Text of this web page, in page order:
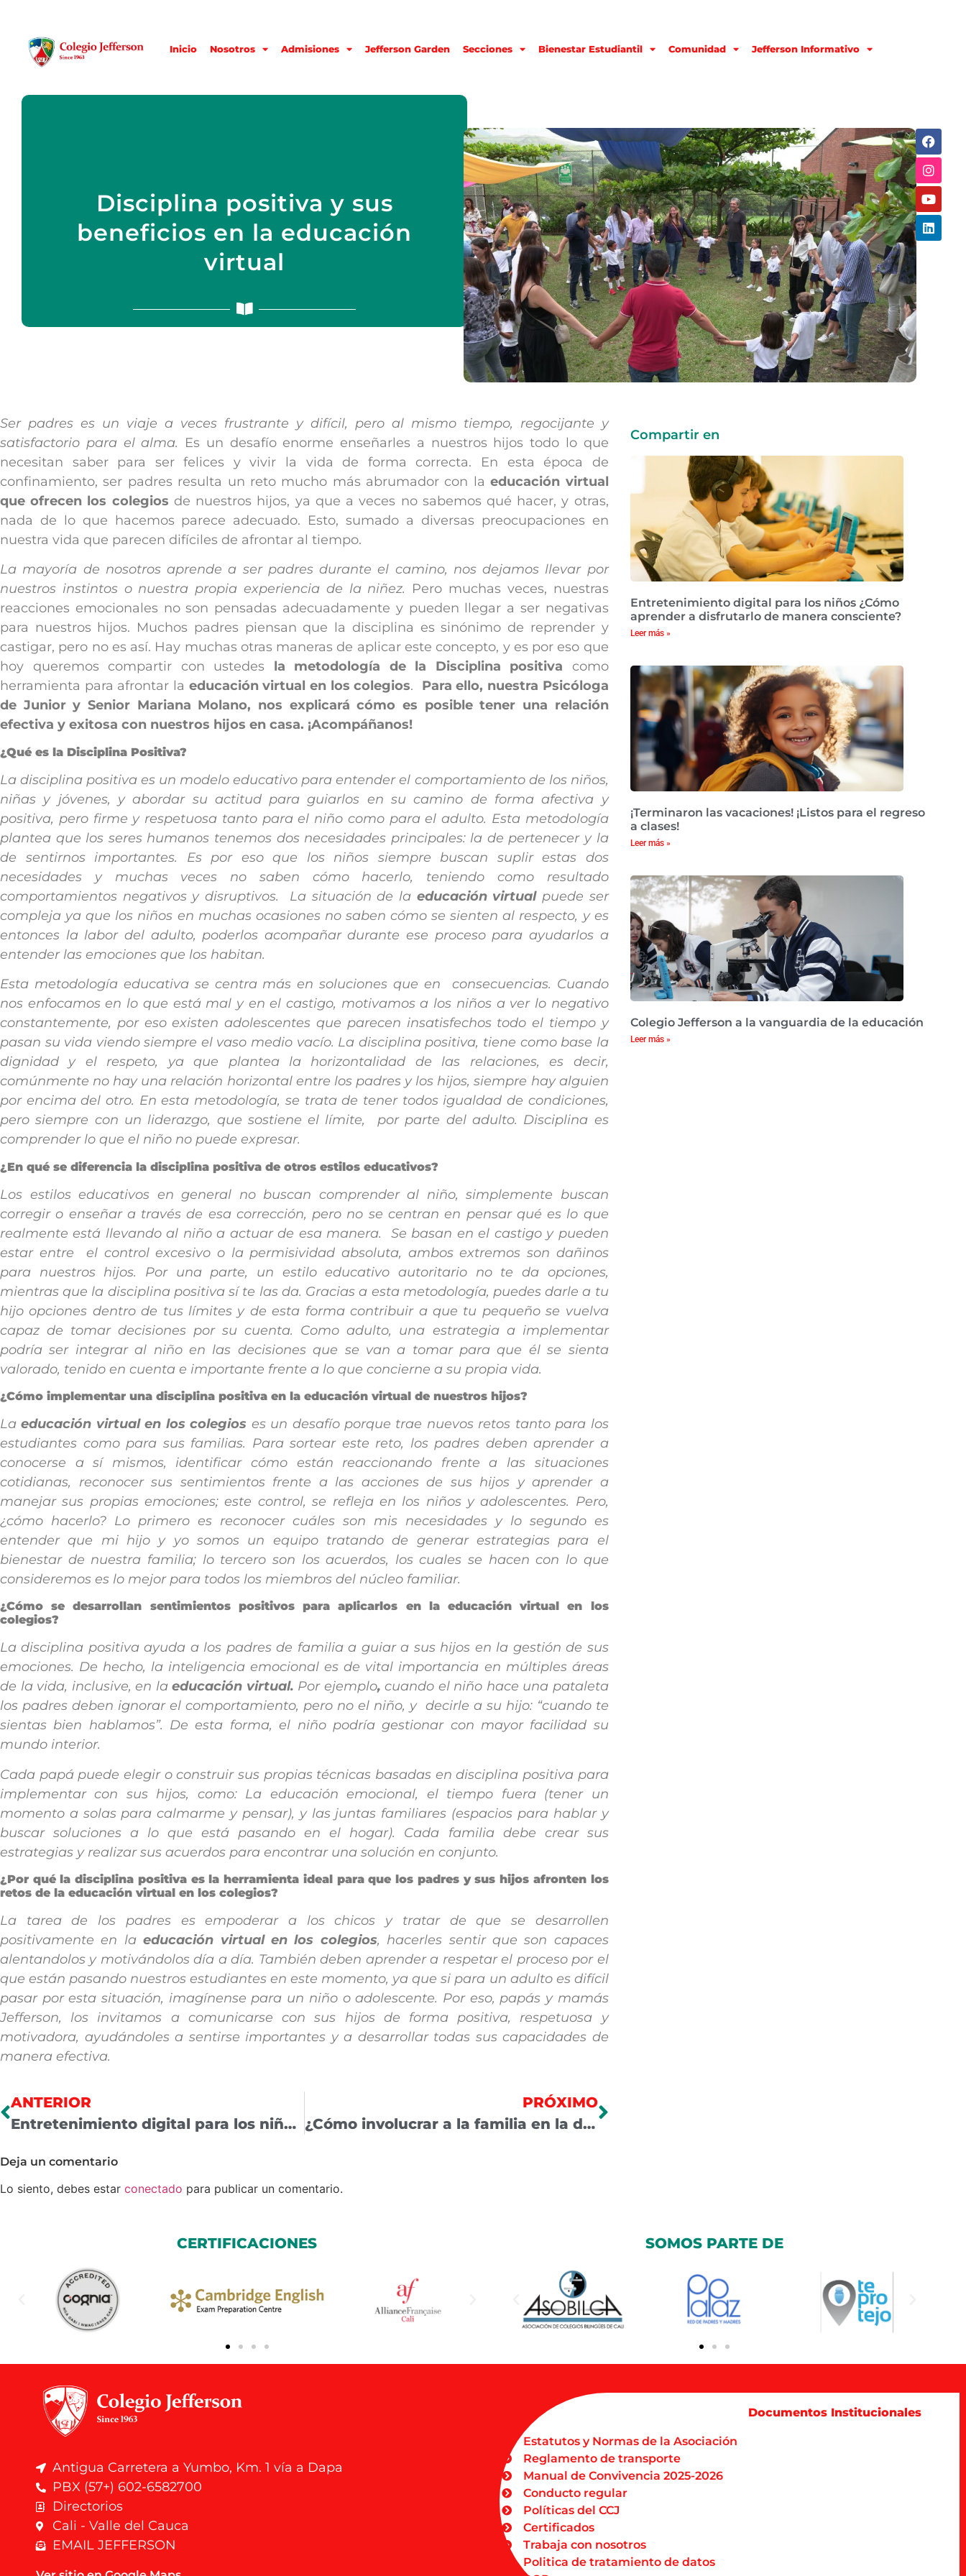
Inicio Nosotros Admisiones Jefferson Garden Secciones Bienestar Estudiantil Comunidad Jefferson Informativo
Disciplina positiva y sus
beneficios en la educación
virtual
Ser padres es un viaje a veces frustrante y difícil, pero al mismo tiempo, regocijante y
satisfactorio para el alma. Es un desafío enorme enseñarles a nuestros hijos todo lo que
necesitan saber para ser felices y vivir la vida de forma correcta. En esta época de
confinamiento, ser padres resulta un reto mucho más abrumador con laeducación virtual
que ofrecen los colegios de nuestros hijos, ya que a veces no sabemos qué hacer, y otras,
nada de lo que hacemos parece adecuado. Esto, sumado a diversas preocupaciones en
nuestra vida que parecen difíciles de afrontar al tiempo.
La mayoría de nosotros aprende a ser padres durante el camino, nos dejamos llevar por
nuestros instintos o nuestra propia experiencia de la niñez. Pero muchas veces, nuestras
reacciones emocionales no son pensadas adecuadamente y pueden llegar a ser negativas
para nuestros hijos. Muchos padres piensan que la disciplina es sinónimo de reprender y
castigar, pero no es así. Hay muchas otras maneras de aplicar este concepto, y es por eso que
hoy queremos compartir con ustedes la metodología de la Disciplina positiva como
herramienta para afrontar la educación virtual en los colegios. Para ello, nuestra Psicóloga
de Junior y Senior Mariana Molano, nos explicará cómo es posible tener una relación
efectiva y exitosa con nuestros hijos en casa. ¡Acompáñanos!
¿Qué es la Disciplina Positiva?
La disciplina positiva es un modelo educativo para entender el comportamiento de los niños,
niñas y jóvenes, y abordar su actitud para guiarlos en su camino de forma afectiva y
positiva, pero firme y respetuosa tanto para el niño como para el adulto. Esta metodología
plantea que los seres humanos tenemos dos necesidades principales: la de pertenecer y la
de sentirnos importantes. Es por eso que los niños siempre buscan suplir estas dos
necesidades y muchas veces no saben cómo hacerlo, teniendo como resultado
comportamientos negativos y disruptivos. La situación de la educación virtual puede ser
compleja ya que los niños en muchas ocasiones no saben cómo se sienten al respecto, y es
entonces la labor del adulto, poderlos acompañar durante ese proceso para ayudarlos a
entender las emociones que los habitan.
Esta metodología educativa se centra más en soluciones que en consecuencias. Cuando
nos enfocamos en lo que está mal y en el castigo, motivamos a los niños a ver lo negativo
constantemente, por eso existen adolescentes que parecen insatisfechos todo el tiempo y
pasan su vida viendo siempre el vaso medio vacío. La disciplina positiva, tiene como base la
dignidad y el respeto, ya que plantea la horizontalidad de las relaciones, es decir,
comúnmente no hay una relación horizontal entre los padres y los hijos, siempre hay alguien
por encima del otro. En esta metodología, se trata de tener todos igualdad de condiciones,
pero siempre con un liderazgo, que sostiene el límite, por parte del adulto. Disciplina es
comprender lo que el niño no puede expresar.
¿En qué se diferencia la disciplina positiva de otros estilos educativos?
Los estilos educativos en general no buscan comprender al niño, simplemente buscan
corregir o enseñar a través de esa corrección, pero no se centran en pensar qué es lo que
realmente está llevando al niño a actuar de esa manera. Se basan en el castigo y pueden
estar entre el control excesivo o la permisividad absoluta, ambos extremos son dañinos
para nuestros hijos. Por una parte, un estilo educativo autoritario no te da opciones,
mientras que la disciplina positiva sí te las da. Gracias a esta metodología, puedes darle a tu
hijo opciones dentro de tus límites y de esta forma contribuir a que tu pequeño se vuelva
capaz de tomar decisiones por su cuenta. Como adulto, una estrategia a implementar
podría ser integrar al niño en las decisiones que se van a tomar para que él se sienta
valorado, tenido en cuenta e importante frente a lo que concierne a su propia vida.
¿Cómo implementar una disciplina positiva en la educación virtual de nuestros hijos?
Laeducación virtual en los colegios es un desafío porque trae nuevos retos tanto para los
estudiantes como para sus familias. Para sortear este reto, los padres deben aprender a
conocerse a sí mismos, identificar cómo están reaccionando frente a las situaciones
cotidianas, reconocer sus sentimientos frente a las acciones de sus hijos y aprender a
manejar sus propias emociones; este control, se refleja en los niños y adolescentes. Pero,
¿cómo hacerlo? Lo primero es reconocer cuáles son mis necesidades y lo segundo es
entender que mi hijo y yo somos un equipo tratando de generar estrategias para el
bienestar de nuestra familia; lo tercero son los acuerdos, los cuales se hacen con lo que
consideremos es lo mejor para todos los miembros del núcleo familiar.
¿Cómo se desarrollan sentimientos positivos para aplicarlos en la educación virtual en los
colegios?
La disciplina positiva ayuda a los padres de familia a guiar a sus hijos en la gestión de sus
emociones. De hecho, la inteligencia emocional es de vital importancia en múltiples áreas
de la vida, inclusive, en laeducación virtual. Por ejemplo,cuando el niño hace una pataleta
los padres deben ignorar el comportamiento, pero no el niño, y decirle a su hijo: “cuando te
sientas bien hablamos”. De esta forma, el niño podría gestionar con mayor facilidad su
mundo interior.
Cada papá puede elegir o construir sus propias técnicas basadas en disciplina positiva para
implementar con sus hijos, como: La educación emocional, el tiempo fuera (tener un
momento a solas para calmarme y pensar), y las juntas familiares (espacios para hablar y
buscar soluciones a lo que está pasando en el hogar). Cada familia debe crear sus
estrategias y realizar sus acuerdos para encontrar una solución en conjunto.
¿Por qué la disciplina positiva es la herramienta ideal para que los padres y sus hijos afronten los
retos de la educación virtual en los colegios?
La tarea de los padres es empoderar a los chicos y tratar de que se desarrollen
positivamente en laeducación virtual en los colegios, hacerles sentir que son capaces
alentandolos y motivándolos día a día. También deben aprender a respetar el proceso por el
que están pasando nuestros estudiantes en este momento, ya que si para un adulto es difícil
pasar por esta situación, imagínense para un niño o adolescente. Por eso, papás y mamás
Jefferson, los invitamos a comunicarse con sus hijos de forma positiva, respetuosa y
motivadora, ayudándoles a sentirse importantes y a desarrollar todas sus capacidades de
manera efectiva.
ANTERIOR
Entretenimiento digital para los niños ¿Cómo aprender a disfrutarlo de manera consciente?
PRÓXIMO
¿Cómo involucrar a la familia en la decisión de seleccionar un colegio bilingüe e integral?
Deja un comentario
Lo siento, debes estar conectado para publicar un comentario.
Compartir en
Entretenimiento digital para los niños ¿Cómo
aprender a disfrutarlo de manera consciente?
Leer más »
¡Terminaron las vacaciones! ¡Listos para el regreso
a clases!
Leer más »
Colegio Jefferson a la vanguardia de la educación
Leer más »
CERTIFICACIONES SOMOS PARTE DE
Antigua Carretera a Yumbo, Km. 1 vía a Dapa
PBX (57+) 602-6582700
Directorios
Cali - Valle del Cauca
EMAIL JEFFERSON
Documentos Institucionales
Estatutos y Normas de la Asociación
Reglamento de transporte
Manual de Convivencia 2025-2026
Conducto regular
Políticas del CCJ
Certificados
Trabaja con nosotros
Politica de tratamiento de datos